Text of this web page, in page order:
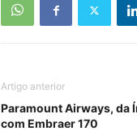
Artigo anterior
Paramount Airways, da
com Embraer 170